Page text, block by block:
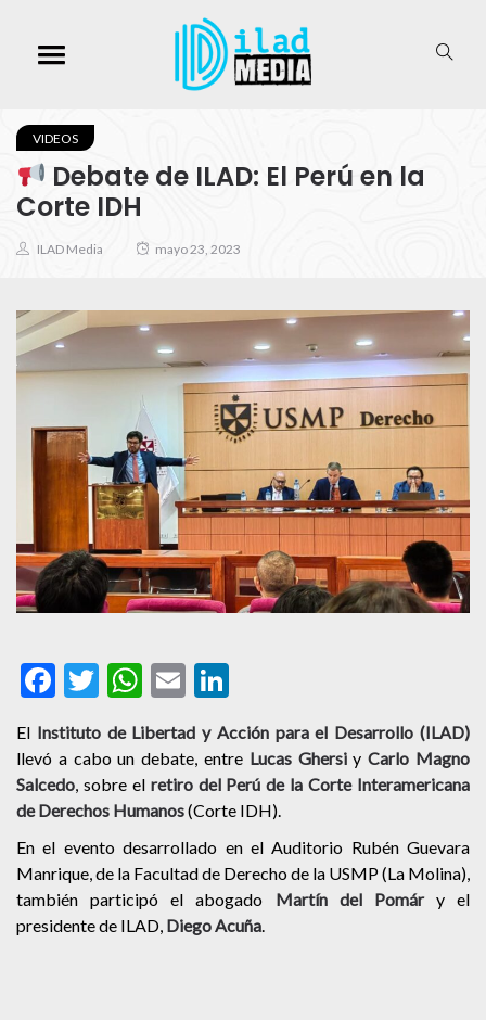
VIDEOS
Debate de ILAD: El Perú en la
Corte IDH
ILAD Media mayo 23, 2023
Facebook
Twitter
WhatsApp
Email
El Instituto de Libertad y Acción para el Desarrollo (ILAD)
llevó a cabo un debate, entre Lucas GhersiyCarlo Magno
Salcedo , sobre el retiro del Perú de la Corte Interamericana
de Derechos Humanos(Corte IDH).
En el evento desarrollado en el Auditorio Rubén Guevara
Manrique, de la Facultad de Derecho de la USMP (La Molina),
también participó el abogado Martín del Pomáry el
presidente de ILAD, Diego Acuña